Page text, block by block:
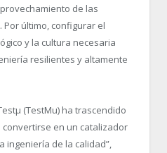
de las
Por último, configurar el
y la cultura necesaria
resilientes y altamente
(TestMu) ha trascendido
en un catalizador
ingeniería de la calidad”,